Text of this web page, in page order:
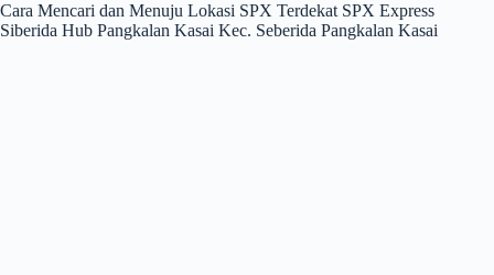
Cara Mencari dan Menuju Lokasi SPX Terdekat SPX Express
Siberida Hub Pangkalan Kasai Kec. Seberida Pangkalan Kasai